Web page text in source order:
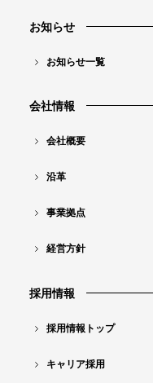
調
査
業
コ
ン
ビ
お知らせ
お知らせ一覧
会社情報
会社概要
沿革
事業拠点
経営方針
採用情報
採用情報トップ
キャリア採用